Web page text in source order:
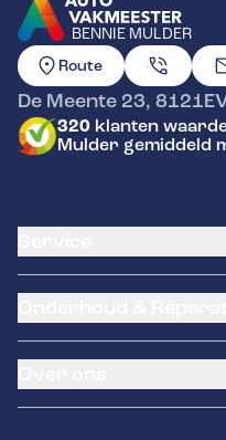
BENNIE MULDER
GA NAAR DE
Route
De Meente 23,
320 klanten
Mulder gemiddeld
Banden service
Pechhulp
Schade en reparatie